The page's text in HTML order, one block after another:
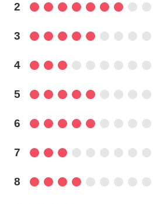
2
3
4
5
6
7
8